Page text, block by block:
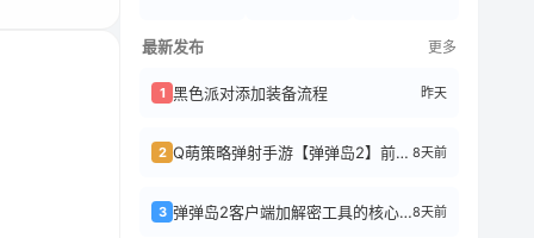
最新发布 更多
1 黑色派对添加装备流程 昨天
2 Q萌策略弹射手游【弹弹岛2】前后端全套源码+搭建教程 8天前
3 弹弹岛2客户端加解密工具的核心逻辑8天前